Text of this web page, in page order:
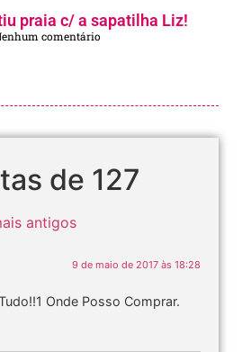
praia c/ a sapatilha Liz!
comentário
de 127
antigos
9 de maio de 2017 às 18:28
Onde Posso Comprar.